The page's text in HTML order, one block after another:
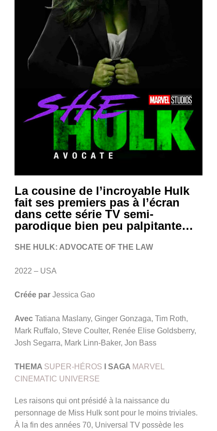
La cousine de l’incroyable Hulk
fait ses premiers pas à l’écran
dans cette série TV semi-
parodique bien peu palpitante…
SHE HULK: ADVOCATE OF THE LAW
2022 – USA
Créée par Jessica Gao
Avec Tatiana Maslany, Ginger Gonzaga, Tim Roth,
Mark Ruffalo, Steve Coulter, Renée Elise Goldsberry,
Josh Segarra, Mark Linn-Baker, Jon Bass
THEMA SUPER-HÉROS SAGA MARVEL
CINEMATIC UNIVERSE
Les raisons qui ont présidé à la naissance du
personnage de Miss Hulk sont pour le moins triviales.
À la fin des années 70, Universal TV possède les